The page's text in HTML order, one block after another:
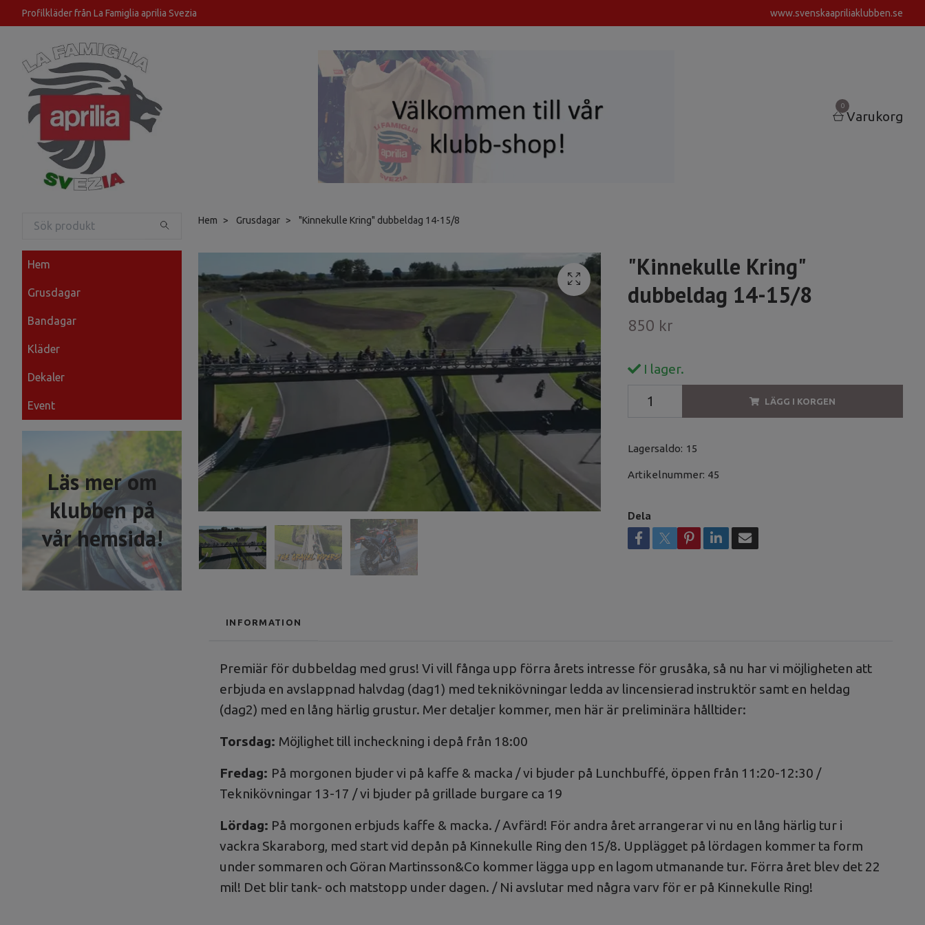
Profilkläder från La Famiglia aprilia Svezia www.svenskaapriliaklubben.se
0
Varukorg
Hem
Grusdagar
Bandagar
Kläder
Dekaler
Event
Läs mer om
klubben på
vår hemsida!
Hem Grusdagar "Kinnekulle Kring" dubbeldag 14-15/8
"Kinnekulle Kring"
dubbeldag 14-15/8
850 kr
I lager.
LÄGG I KORGEN
Lagersaldo: 15
Artikelnummer: 45
Dela
INFORMATION
Premiär för dubbeldag med grus! Vi vill fånga upp förra årets intresse för grusåka, så nu har vi möjligheten att
erbjuda en avslappnad halvdag (dag1) med teknikövningar ledda av lincensierad instruktör samt en heldag
(dag2) med en lång härlig grustur. Mer detaljer kommer, men här är preliminära hålltider:
Torsdag: Möjlighet till incheckning i depå från 18:00
Fredag: På morgonen bjuder vi på kaffe & macka / vi bjuder på Lunchbuffé, öppen från 11:20-12:30 /
Teknikövningar 13-17 / vi bjuder på grillade burgare ca 19
Lördag: På morgonen erbjuds kaffe & macka. / Avfärd! För andra året arrangerar vi nu en lång härlig tur i
vackra Skaraborg, med start vid depån på Kinnekulle Ring den 15/8. Upplägget på lördagen kommer ta form
under sommaren och Göran Martinsson&Co kommer lägga upp en lagom utmanande tur. Förra året blev det 22
mil! Det blir tank- och matstopp under dagen. / Ni avslutar med några varv för er på Kinnekulle Ring!